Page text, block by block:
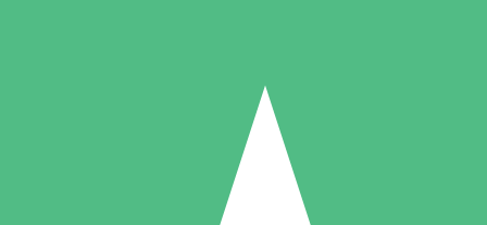
Individuelle Credit-Pakete